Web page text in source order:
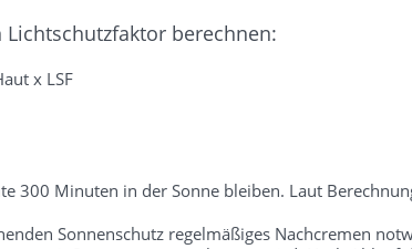
berechnen:
x LSF
300 Minuten in der Sonne bleiben. Laut
Sonnenschutz regelmäßiges Nachcremen